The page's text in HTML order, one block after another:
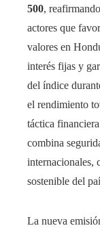
500,
actores que
valores en
interés fijas y
del índice
el rendimiento
táctica
combina
internacionales,
sostenible del
La nueva